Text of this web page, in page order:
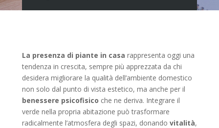
La presenza di piante in casa rappresenta oggi una
tendenza in crescita, sempre più apprezzata da chi
desidera migliorare la qualità dell’ambiente domestico
non solo dal punto di vista estetico, ma anche per il
benessere psicofisico che ne deriva. Integrare il
verde nella propria abitazione può trasformare
radicalmente l’atmosfera degli spazi, donando vitalità,